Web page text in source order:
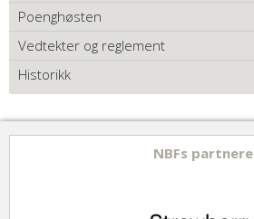
Poenghøsten
Vedtekter og reglement
Historikk
NBFs partnere